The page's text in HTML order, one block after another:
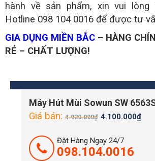
hành về sản phẩm, xin vui
Hotline 098 104 0016 để được tư
GIA DỤNG MIỀN BẮC – HÀNG
RẺ – CHẤT LƯỢNG!
Máy Hút Mùi Sowun SW
Giá bán:4.920.000₫ 4.100.000₫
Đặt Hàng Ngay 24/7
098.104.0016